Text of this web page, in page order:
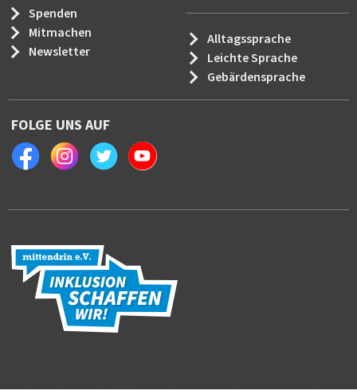
Spenden
Mitmachen
Newsletter
Alltagssprache
Leichte Sprache
Gebärdensprache
FOLGE UNS AUF
FacebookInstagramTwitter